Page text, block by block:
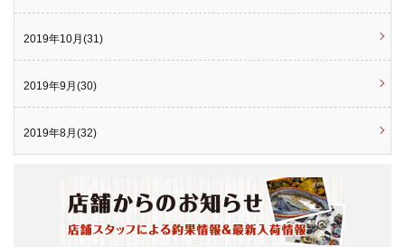
2019年10月(31)
2019年9月(30)
2019年8月(32)